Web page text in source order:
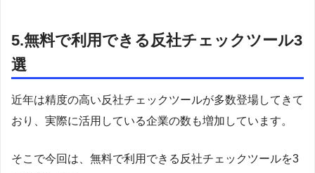
5.無料で利用できる反社チェックツール3
選
近年は精度の高い反社チェックツールが多数登場してきて
おり、実際に活用している企業の数も増加しています。
そこで今回は、無料で利用できる反社チェックツールを3